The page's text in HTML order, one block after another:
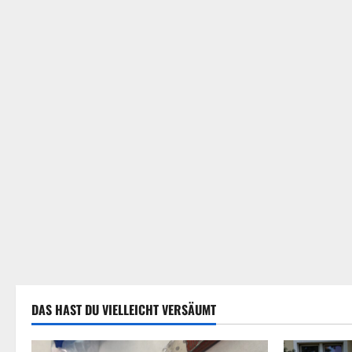
DAS HAST DU VIELLEICHT VERSÄUMT